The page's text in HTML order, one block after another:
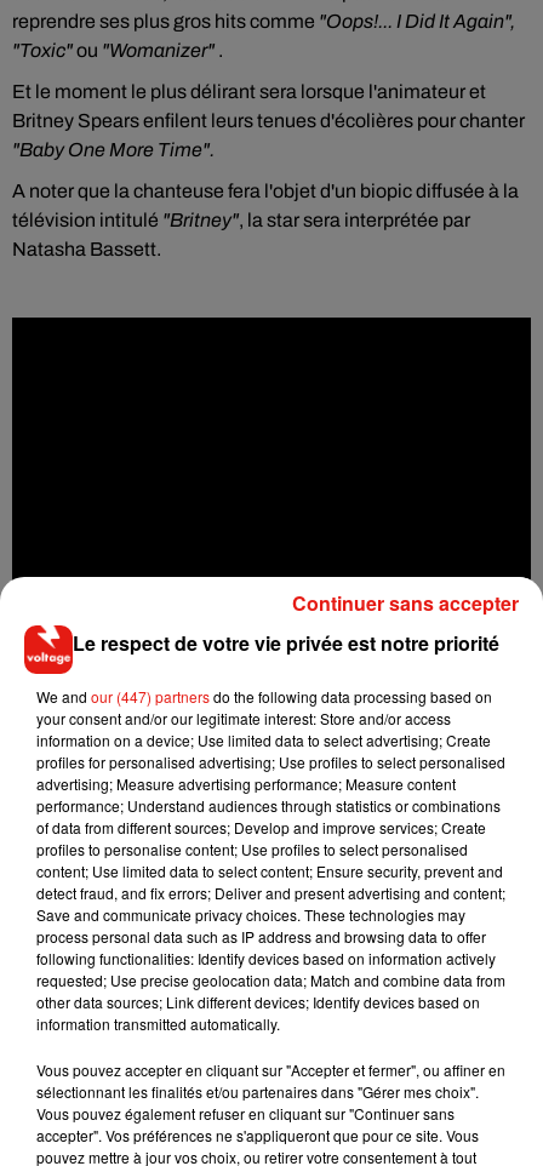
reprendre ses plus gros hits comme "Oops!... I Did It Again",
"Toxic"ou "Woma­ni­zer" .
Et le moment le plus délirant sera lorsque l'animateur et
Britney Spears enfilent leurs tenues d'écolières pour chanter
"Baby One More Time".
A noter que la chanteuse fera l'objet d'un biopic diffusée à la
télévision intitulé "Britney", la star sera interprétée par
Natasha Bassett.
Musique
RÜFÜS DU SOL annonce un nouvel
album après sa tournée mondiale
Le respect de votre vie privée est notre priorité
We and our (447) partnersdo the following data processing based on
your consent and/or our legitimate interest: Store and/or access
information on a device; Use limited data to select advertising; Create
profiles for personalised advertising; Use profiles to select personalised
advertising; Measure advertising performance; Measure content
performance; Understand audiences through statistics or combinations
of data from different sources; Develop and improve services; Create
profiles to personalise content; Use profiles to select personalised
content; Use limited data to select content; Ensure security, prevent and
detect fraud, and fix errors; Deliver and present advertising and content;
Save and communicate privacy choices. These technologies may
process personal data such as IP address and browsing data to offer
following functionalities: Identify devices based on information actively
requested; Use precise geolocation data; Match and combine data from
other data sources; Link different devices; Identify devices based on
information transmitted automatically.
Vous pouvez accepter en cliquant sur "Accepter et fermer", ou affiner en
sélectionnant les finalités et/ou partenaires dans "Gérer mes choix".
Vous pouvez également refuser en cliquant sur "Continuer sans
accepter". Vos préférences ne s'appliqueront que pour ce site. Vous
pouvez mettre à jour vos choix, ou retirer votre consentement à tout
Continuer sans accepter